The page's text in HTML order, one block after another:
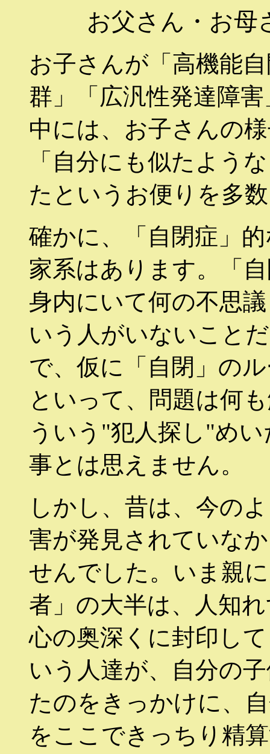
お父さん・お母
お子さんが「高機能
群」「広汎性発達障
中には、お子さんの
「自分にも似たよう
たというお便りを多
確かに、「自閉症」
家系はあります。「
身内にいて何の不思
いう人がいないこと
で、仮に「自閉」の
といって、問題は何
ういう"犯人探し"め
事とは思えません。
しかし、昔は、今の
害が発見されていな
せんでした。いま親
者」の大半は、人知
心の奥深くに封印し
いう人達が、自分の
たのをきっかけに、
をここできっちり精